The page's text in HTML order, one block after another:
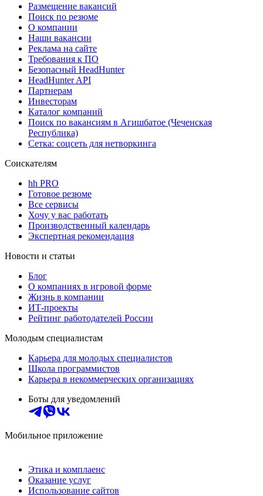
Размещение вакансий
Поиск по резюме
О компании
Наши вакансии
Реклама на сайте
Требования к ПО
Безопасный HeadHunter
HeadHunter API
Партнерам
Инвесторам
Каталог компаний
Поиск по вакансиям в Агишбатое (Чеченская
Республика)
Сетка: соцсеть для нетворкинга
Соискателям
hh PRO
Готовое резюме
Все сервисы
Хочу у вас работать
Производственный календарь
Экспертная рекомендация
Новости и статьи
Блог
О компаниях в игровой форме
Жизнь в компании
ИТ-проекты
Рейтинг работодателей России
Молодым специалистам
Карьера для молодых специалистов
Школа программистов
Карьера в некоммерческих организациях
Боты для уведомлений
Мобильное приложение
Этика и комплаенс
Оказание услуг
Использование сайтов